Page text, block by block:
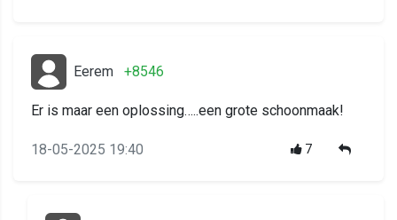
Eerem +8546
Er is maar een oplossing…..een grote schoonmaak!
18-05-2025 19:40 7